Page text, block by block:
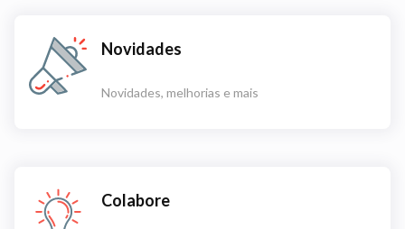
Novidades
Novidades, melhorias e mais
Colabore